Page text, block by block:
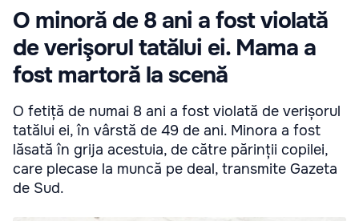
O minoră de 8 ani a fost violată
de verişorul tatălui ei. Mama a
fost martoră la scenă
O fetiță de numai 8 ani a fost violată de verișorul
tatălui ei, în vârstă de 49 de ani. Minora a fost
lăsată în grija acestuia, de către părinții copilei,
care plecase la muncă pe deal, transmite Gazeta
de Sud.